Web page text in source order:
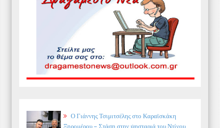
Ο Γιάννης Τσιμιτσέλης στο Καραϊσκάκη
Ξηρομέρου – Στάση στην ψησταριά του Ντίνου